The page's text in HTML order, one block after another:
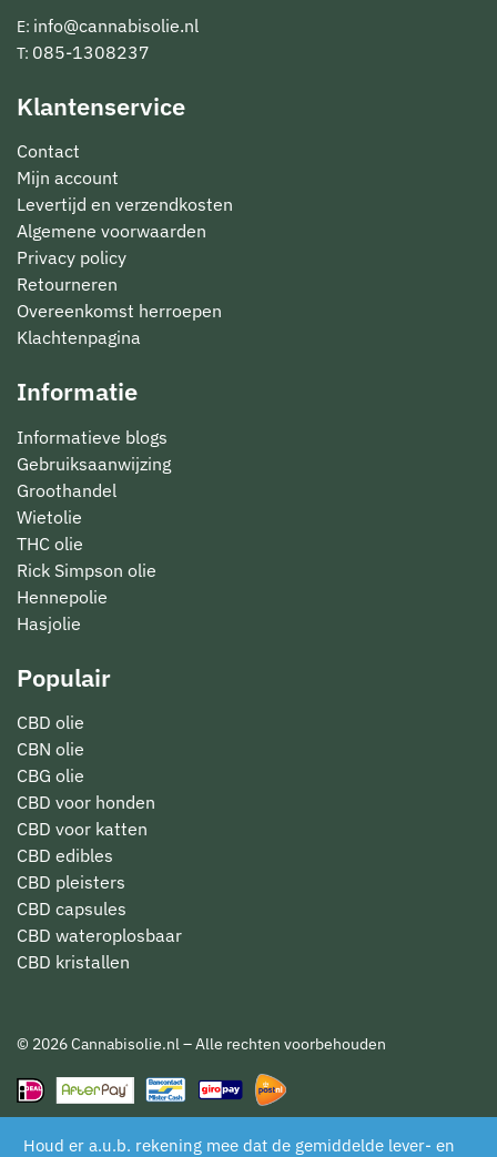
Houd er a.u.b. rekening mee dat de gemiddelde lever- en
E: info@cannabisolie.nl
T: 085-1308237
Klantenservice
Contact
Mijn account
Levertijd en verzendkosten
Algemene voorwaarden
Privacy policy
Retourneren
Overeenkomst herroepen
Klachtenpagina
Informatie
Informatieve blogs
Gebruiksaanwijzing
Groothandel
Wietolie
THC olie
Rick Simpson olie
Hennepolie
Hasjolie
Populair
CBD olie
CBN olie
CBG olie
CBD voor honden
CBD voor katten
CBD edibles
CBD pleisters
CBD capsules
CBD wateroplosbaar
CBD kristallen
© 2026 Cannabisolie.nl – Alle rechten voorbehouden
De waardering van www.cannabisolie.nl/ bij